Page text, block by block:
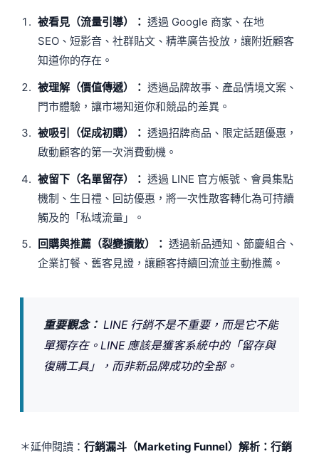
被看見（流量引導）： 透過 Google 商家、在地
SEO、短影音、社群貼文、精準廣告投放，讓附近顧客
知道你的存在。
被理解（價值傳遞）： 透過品牌故事、產品情境文案、
門市體驗，讓市場知道你和競品的差異。
被吸引（促成初購）： 透過招牌商品、限定話題優惠，
啟動顧客的第一次消費動機。
被留下（名單留存）： 透過 LINE 官方帳號、會員集點
機制、生日禮、回訪優惠，將一次性散客轉化為可持續
觸及的「私域流量」。
回購與推薦（裂變擴散）： 透過新品通知、節慶組合、
企業訂餐、舊客見證，讓顧客持續回流並主動推薦。
重要觀念： LINE 行銷不是不重要，而是它不能
單獨存在。LINE 應該是獲客系統中的「留存與
復購工具」，而非新品牌成功的全部。
＊延伸閱讀： 行銷漏斗（Marketing Funnel）解析：行銷